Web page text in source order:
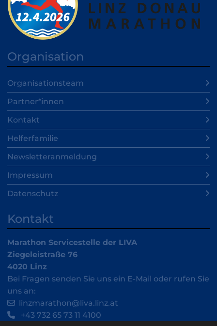
Organisation
Organisationsteam
Partner*innen
Kontakt
Helferfamilie
Newsletteranmeldung
Impressum
Datenschutz
Kontakt
Marathon Servicestelle der LIVA
Ziegeleistraße 76
4020 Linz
Bei Fragen senden Sie uns ein E-Mail oder rufen Sie
uns an:
linzmarathon@liva.linz.at
+43 732 65 73 11 4100